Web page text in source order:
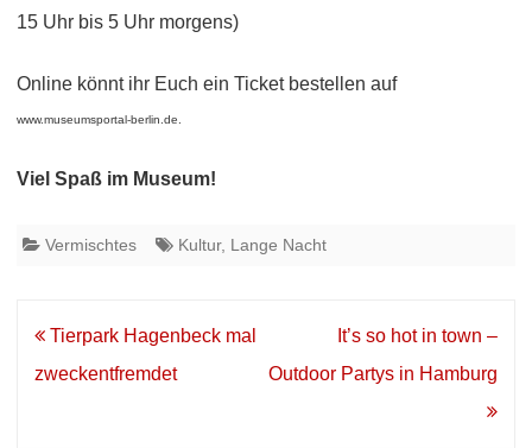
15 Uhr bis 5 Uhr morgens)
Online könnt ihr Euch ein Ticket bestellen auf
www.museumsportal-berlin.de.
Viel Spaß im Museum!
Vermischtes Kultur, Lange Nacht
Beitrags-
Navigation
Tierpark Hagenbeck mal
zweckentfremdet
It’s so hot in town –
Outdoor Partys in Hamburg